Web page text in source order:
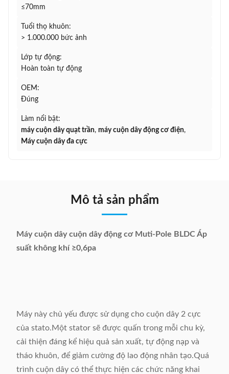
≤70mm
Tuổi thọ khuôn:
> 1.000.000 bức ảnh
Lớp tự động:
Hoàn toàn tự động
OEM:
Đúng
Làm nổi bật:
máy cuộn dây quạt trần, máy cuộn dây động cơ điện,
Máy cuộn dây đa cực
Mô tả sản phẩm
Máy cuộn dây cuộn dây động cơ Muti-Pole BLDC Áp
suất không khí ≥0,6pa
Máy này chủ yếu được sử dụng cho cuộn dây 2 cực
của stato.Một stator sẽ được quấn trong mỗi chu kỳ,
cải thiện đáng kể hiệu quả sản xuất, tự động nạp và
tháo khuôn, để giảm cường độ lao động nhân tạo.Quá
trình cuộn dây có thể thực hiện các chức năng khai